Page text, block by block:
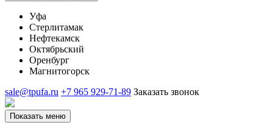
Уфа
Стерлитамак
Нефтекамск
Октябрьский
Оренбург
Магнитогорск
sale@tpufa.ru +7 965 929-71-89 Заказать звонок
Показать меню